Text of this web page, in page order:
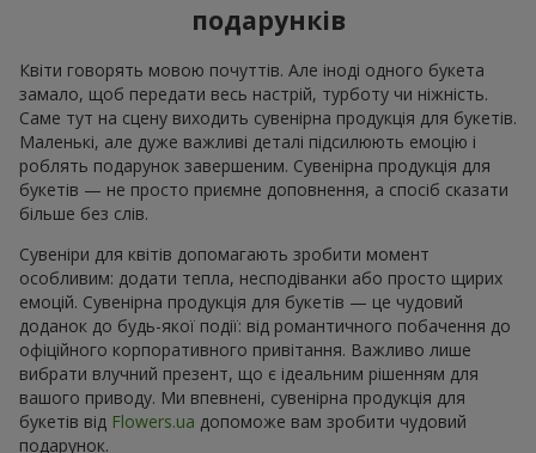
подарунків
Квіти говорять мовою почуттів. Але іноді одного букета
замало, щоб передати весь настрій, турботу чи ніжність.
Саме тут на сцену виходить сувенірна продукція для букетів.
Маленькі, але дуже важливі деталі підсилюють емоцію і
роблять подарунок завершеним. Сувенірна продукція для
букетів — не просто приємне доповнення, а спосіб сказати
більше без слів.
Сувеніри для квітів допомагають зробити момент
особливим: додати тепла, несподіванки або просто щирих
емоцій. Сувенірна продукція для букетів — це чудовий
доданок до будь-якої події: від романтичного побачення до
офіційного корпоративного привітання. Важливо лише
вибрати влучний презент, що є ідеальним рішенням для
вашого приводу. Ми впевнені, сувенірна продукція для
букетів від Flowers.ua допоможе вам зробити чудовий
подарунок.